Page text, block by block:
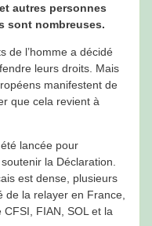
autres personnes
sont nombreuses.
de l’homme a décidé
leurs droits. Mais
manifestent de
que cela revient à
lancée pour
la Déclaration.
est dense, plusieurs
de la relayer en France,
FIAN, SOL et la